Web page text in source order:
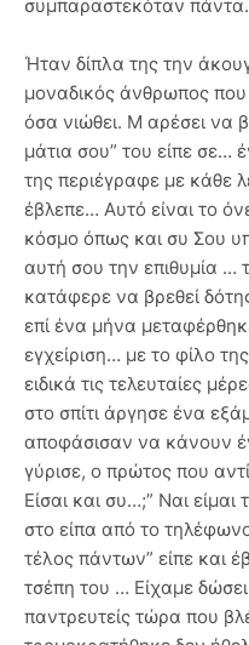
συμπαραστεκόταν πάντα.
Ήταν δίπλα της την
μοναδικός άνθρωπος που
όσα νιώθει. Μ αρέσει να
μάτια σου” του είπε σε…
της περιέγραφε με κάθε
έβλεπε… Αυτό είναι το
κόσμο όπως και συ Σου
αυτή σου την επιθυμία …
κατάφερε να βρεθεί
επί ένα μήνα
εγχείριση… με το φίλο
ειδικά τις τελευταίες
στο σπίτι άργησε ένα
αποφάσισαν να κάνουν
γύρισε, ο πρώτος που
Είσαι και συ…;” Ναι
στο είπα από το
τέλος πάντων” είπε και
τσέπη του … Είχαμε
παντρευτείς τώρα που